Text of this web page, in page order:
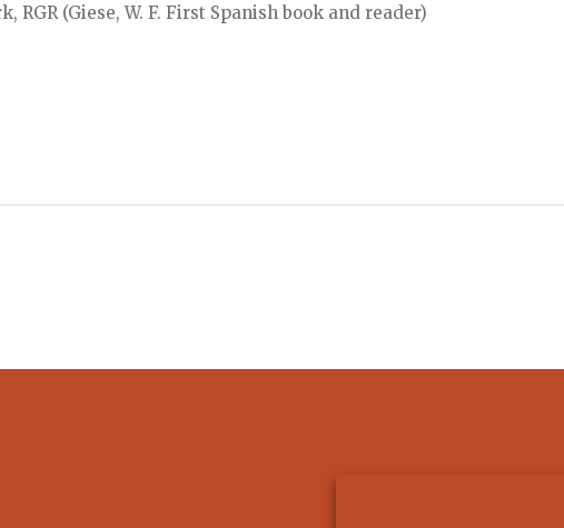
RGR (Giese, W. F. First Spanish book and reader)